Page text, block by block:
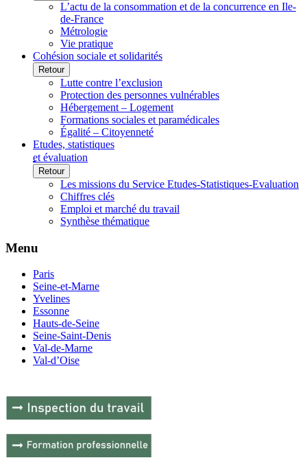
L’actu de la consommation et de la concurrence en Ile-
de-France
Métrologie
Vie pratique
Cohésion sociale et solidarités
Retour
Lutte contre l’exclusion
Protection des personnes vulnérables
Hébergement – Logement
Formations sociales et paramédicales
Égalité – Citoyenneté
Etudes, statistiques
et évaluation
Retour
Les missions du Service Etudes-Statistiques-Evaluation
Chiffres clés
Emploi et marché du travail
Synthèse thématique
Menu
Paris
Seine-et-Marne
Yvelines
Essonne
Hauts-de-Seine
Seine-Saint-Denis
Val-de-Marne
Val-d’Oise